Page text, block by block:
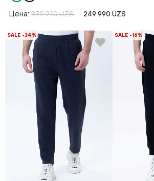
Цена: 379 990 UZS 249 990 UZS
SALE -34% SALE -16%